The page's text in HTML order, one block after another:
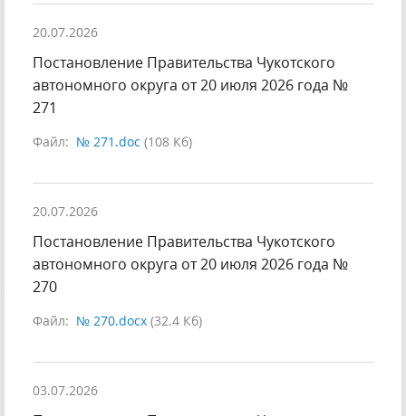
20.07.2026
Постановление Правительства Чукотского
автономного округа от 20 июля 2026 года №
271
Файл: № 271.doc (108 Кб)
20.07.2026
Постановление Правительства Чукотского
автономного округа от 20 июля 2026 года №
270
Файл: № 270.docx (32.4 Кб)
03.07.2026